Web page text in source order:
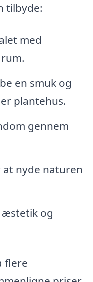
tilbyde:
med
en smuk og
plantehus.
gennem
nyde naturen
æstetik og
flere